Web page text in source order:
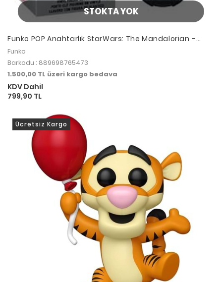
STOKTA YOK
Funko POP Anahtarlık StarWars: The Mandalorian –
Grogu
Funko
Barkodu : 889698765473
1.500,00 TL üzeri kargo bedava
KDV Dahil
799,90 TL
Ücretsiz Kargo